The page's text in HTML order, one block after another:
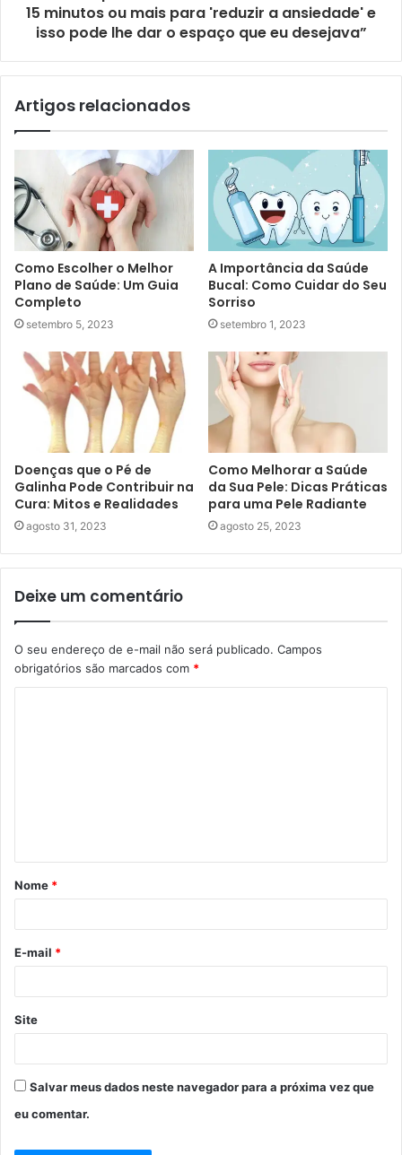
15 minutos ou mais para 'reduzir a ansiedade' e
isso pode lhe dar o espaço que eu desejava”
Artigos relacionados
Como Escolher o Melhor
Plano de Saúde: Um Guia
Completo
setembro 5, 2023
A Importância da Saúde
Bucal: Como Cuidar do Seu
Sorriso
setembro 1, 2023
Doenças que o Pé de
Galinha Pode Contribuir na
Cura: Mitos e Realidades
agosto 31, 2023
Como Melhorar a Saúde
da Sua Pele: Dicas Práticas
para uma Pele Radiante
agosto 25, 2023
Deixe um comentário
O seu endereço de e-mail não será publicado. Campos
obrigatórios são marcados com *
á
r
*
Nome *
E-mail *
Site
Salvar meus dados neste navegador para a próxima vez que
eu comentar.